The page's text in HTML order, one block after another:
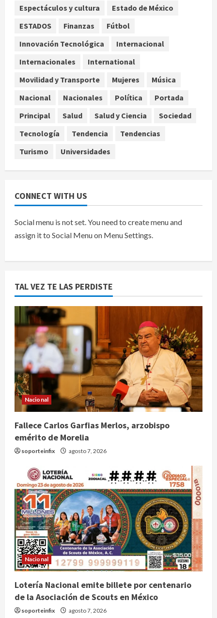
4
Estudio en Science vincula el
consumo de fruta ancestral con la
agosto 7, 2026
Internacional
EE.UU. amplía revisión de redes
y ciertos ciudadanos de México y
Espectáculos y cultura
Estado de México
ESTADOS
Finanzas
Fútbol
Innovación Tecnológica
Internacional
Internacionales
International
Movilidad y Transporte
Mujeres
Música
Nacional
Nacionales Política
Portada
Principal
Salud Salud y Ciencia
Sociedad
Tecnología
Tendencia
Tendencias
Turismo
Universidades
CONNECT WITH US
Social menu is not set. You need to create menu and
assign it to Social Menu on Menu Settings.
TAL VEZ TE LAS PERDISTE
Nacional
Fallece Carlos Garfias Merlos, arzobispo
emérito de Morelia
soporteinfix agosto 7, 2026
Nacional
Lotería Nacional emite billete por centenario
de la Asociación de Scouts en México
soporteinfix agosto 7, 2026